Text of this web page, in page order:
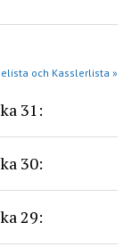
och Kasslerlista »
31:
30:
29: